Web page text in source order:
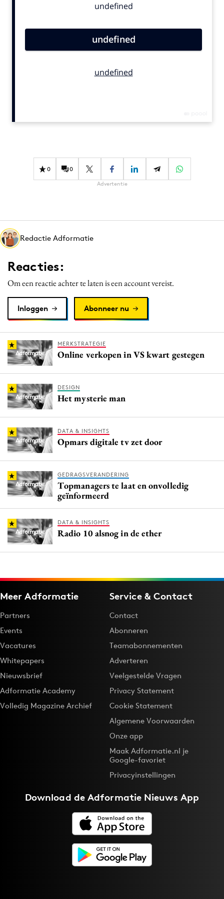
Contentmarketing
Effectiviteit
Gedragsverandering
Martech
Media
Merkstrategie
Programmatic
Purpose Marketing
Reputatie & crisis
0 0
Advertentie
Redactie Adformatie
Reacties:
Om een reactie achter te laten is een account vereist.
Inloggen Abonneer nu
MERKSTRATEGIE
Online verkopen in VS kwart gestegen
DESIGN
Het mysterie man
DATA & INSIGHTS
Opmars digitale tv zet door
GEDRAGSVERANDERING
Topmanagers te laat en onvolledig
geïnformeerd
DATA & INSIGHTS
Radio 10 alsnog in de ether
Meer Adformatie
Partners
Events
Vacatures
Whitepapers
Nieuwsbrief
Adformatie Academy
Volledig Magazine Archief
Service & Contact
Contact
Abonneren
Teamabonnementen
Adverteren
Veelgestelde Vragen
Privacy Statement
Cookie Statement
Algemene Voorwaarden
Onze app
Maak Adformatie.nl je
Google-favoriet
Privacyinstellingen
Download deAdformatie Nieuws App